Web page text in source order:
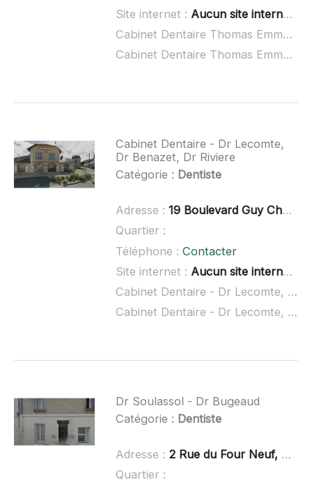
Site internet : Aucun site internet connu
Cabinet Dentaire Thomas Emmanuel à domicile :
Cabinet Dentaire Thomas Emmanuel ouvert dimanche :
Cabinet Dentaire - Dr Lecomte,
Dr Benazet, Dr Riviere
Catégorie : Dentiste
Adresse : 19 Boulevard Guy Chauvet, 86200 Loudun
Quartier :
Téléphone : Contacter
Site internet : Aucun site internet connu
Cabinet Dentaire - Dr Lecomte, Dr Benazet, Dr Riviere à domicile :
Cabinet Dentaire - Dr Lecomte, Dr Benazet, Dr Riviere ouvert dimanche :
Dr Soulassol - Dr Bugeaud
Catégorie : Dentiste
Adresse : 2 Rue du Four Neuf, 86200 Loudun
Quartier :